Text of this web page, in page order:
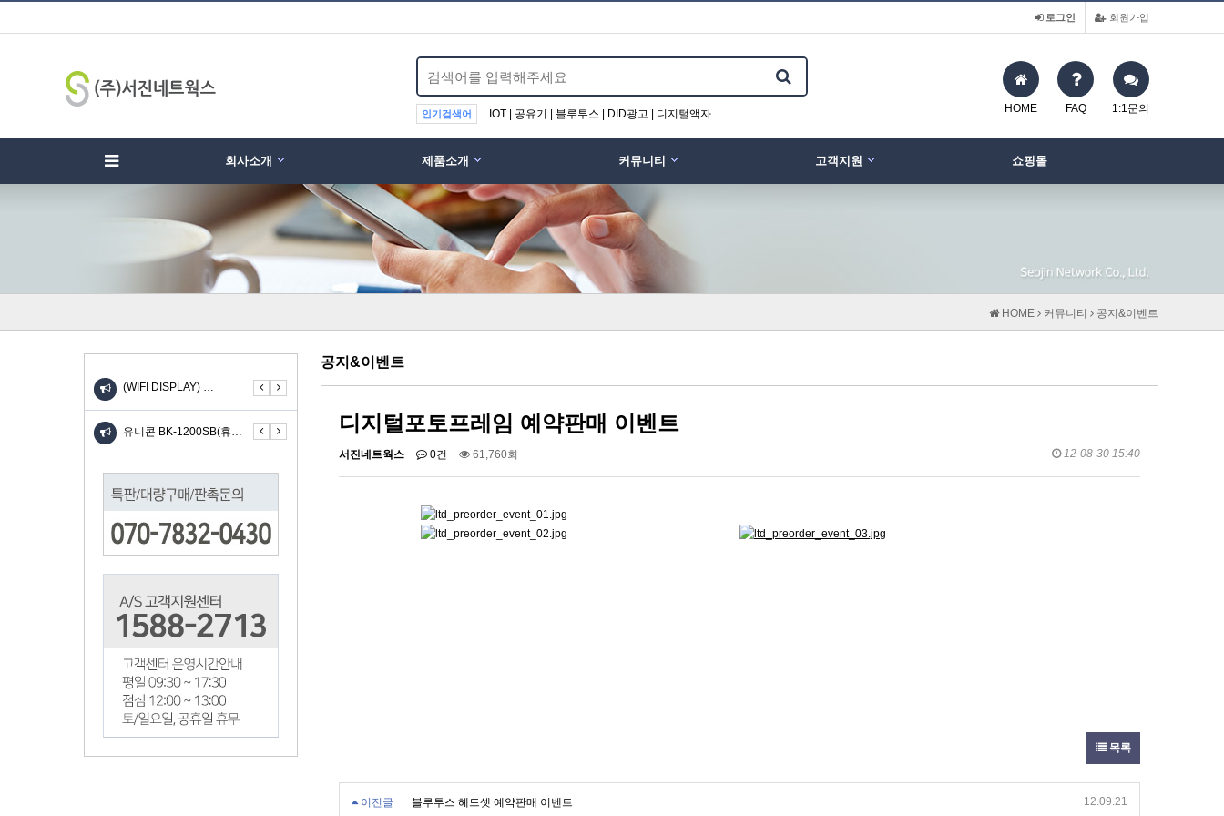
회원가입
로그인
인기검색어 IOT | 공유기 | 블루투스 | DID광고 | 디지털액자 HOME FAQ 1:1문의
회사소개
제품소개
커뮤니티
고객지원
쇼핑몰
HOME 커뮤니티 공지&이벤트
공지&이벤트
디지털포토프레임 예약판매 이벤트
서진네트웍스 0건 61,760회 12-08-30 15:40
목록
이전글 블루투스 헤드셋 예약판매 이벤트 12.09.21
UIOT스마트홈 안드로이드 … (WIFI DISPLAY) … KW-310SL 고속 무선충… UIOT스마트홈 안드로이드 … (WIFI DISPLAY) …
콘 TH-601C(6IN… 유니콘 BK-1200SB(휴… 유니콘 BK-1200SB(휴… 유니콘 TH-601C(6IN… 유니콘 BK-1200SB(휴…